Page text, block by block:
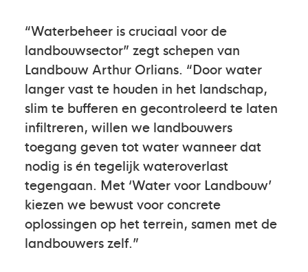
“Waterbeheer is cruciaal voor de
landbouwsector” zegt schepen van
Landbouw Arthur Orlians. “Door water
langer vast te houden in het landschap,
slim te bufferen en gecontroleerd te laten
infiltreren, willen we landbouwers
toegang geven tot water wanneer dat
nodig is én tegelijk wateroverlast
tegengaan. Met ‘Water voor Landbouw’
kiezen we bewust voor concrete
oplossingen op het terrein, samen met de
landbouwers zelf.”